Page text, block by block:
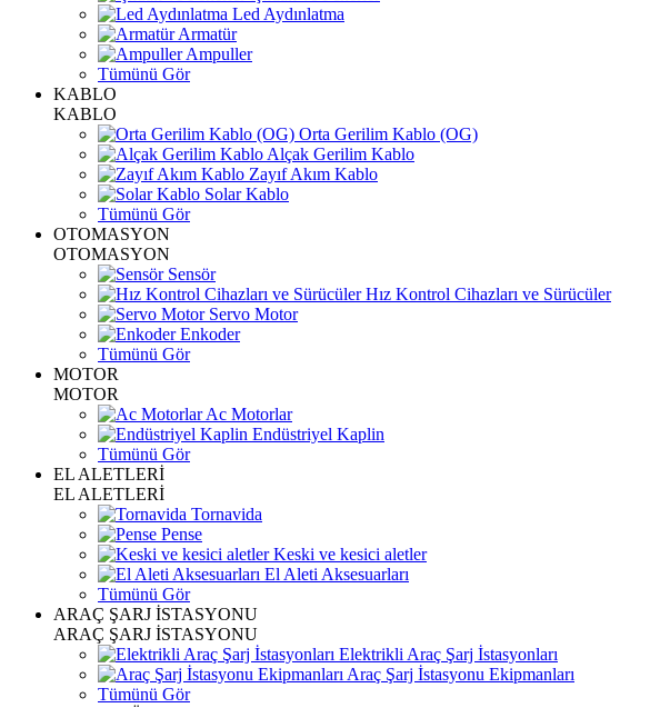
Led Aydınlatma
Armatür
Ampuller
Tümünü Gör
KABLO
KABLO
Orta Gerilim Kablo (OG)
Alçak Gerilim Kablo
Zayıf Akım Kablo
Solar Kablo
Tümünü Gör
OTOMASYON
OTOMASYON
Sensör
Hız Kontrol Cihazları ve Sürücüler
Servo Motor
Enkoder
Tümünü Gör
MOTOR
MOTOR
Ac Motorlar
Endüstriyel Kaplin
Tümünü Gör
EL ALETLERİ
EL ALETLERİ
Tornavida
Pense
Keski ve kesici aletler
El Aleti Aksesuarları
Tümünü Gör
ARAÇ ŞARJ İSTASYONU
ARAÇ ŞARJ İSTASYONU
Elektrikli Araç Şarj İstasyonları
Araç Şarj İstasyonu Ekipmanları
Tümünü Gör